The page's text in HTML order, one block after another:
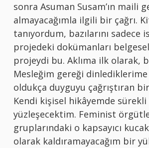
sonra Asuman Susam’ın maili
almayacağımla ilgili bir çağrı.
tanıyordum, bazılarını
projedeki dokümanları
projeydi bu. Aklıma ilk olarak,
Mesleğim gereği
oldukça duyguyu çağrıştıran
Kendi kişisel hikâyemde
yüzleşecektim. Feminist
gruplarındaki o kapsayıcı
olarak kaldıramayacağım bir